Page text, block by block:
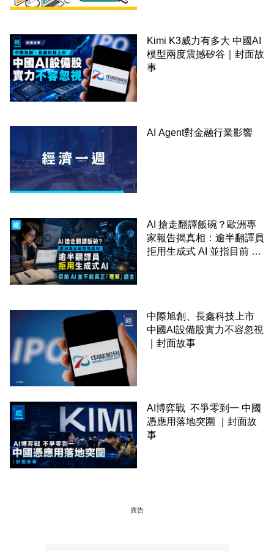
Kimi K3威力有多大 中國AI
模型兩度震撼矽谷｜封面故
事
AI Agent對金融行業影響
AI 搶走翻譯飯碗？歐洲專
家報告揭真相：逾半翻譯員
拒用生成式 AI 並指目前 AI
中際旭創、長鑫科技上市
中國AI設備股實力不容忽視
｜封面故事
AI博弈戰 不爭零到一 中國
憑應用落地突圍 ｜封面故
事
廣告